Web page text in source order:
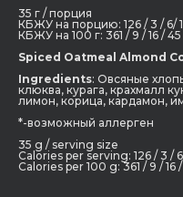
35 г / порция
КБЖУ на порцию: 126 / 3 / 6/
КБЖУ на 100 г: 361 / 9 / 16 / 45
Spiced Oatmeal Almond
Ingredients: Овсяные
клюква, курага, крахмалл
лимон, корица, кардамон,
*-возможный аллерген
35 g / serving size
Calories per serving: 126 / 3 /
Calories per 100 g: 361 / 9 / 16